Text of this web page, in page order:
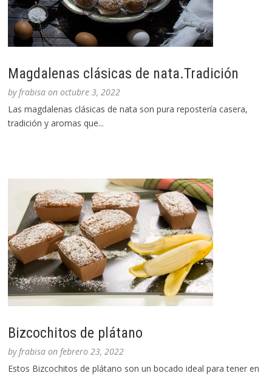
Magdalenas clásicas de nata.Tradición
byfrabisa onoctubre 3, 2022
Las magdalenas clásicas de nata son pura repostería casera,
tradición y aromas que...
Bizcochitos de plátano
byfrabisa onfebrero 23, 2022
Estos Bizcochitos de plátano son un bocado ideal para tener en